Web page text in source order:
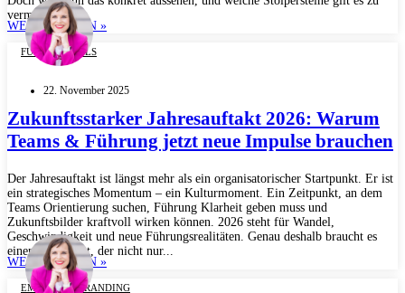
vermeiden? 1....
WEITERLESEN »
FUTURE SKILLS
22. November 2025
Zukunftsstarker Jahresauftakt 2026: Warum
Teams & Führung jetzt neue Impulse brauchen
Der Jahresauftakt ist längst mehr als ein organisatorischer Startpunkt. Er ist
ein strategisches Momentum – ein Kulturmoment. Ein Zeitpunkt, an dem
Teams Orientierung suchen, Führung Klarheit geben muss und
Zukunftsbilder kraftvoll wirken können. 2026 steht für Wandel,
Geschwindigkeit und neue Führungsrealitäten. Genau deshalb braucht es
einen Jahresstart, der nicht nur...
WEITERLESEN »
EMPLOYER BRANDING